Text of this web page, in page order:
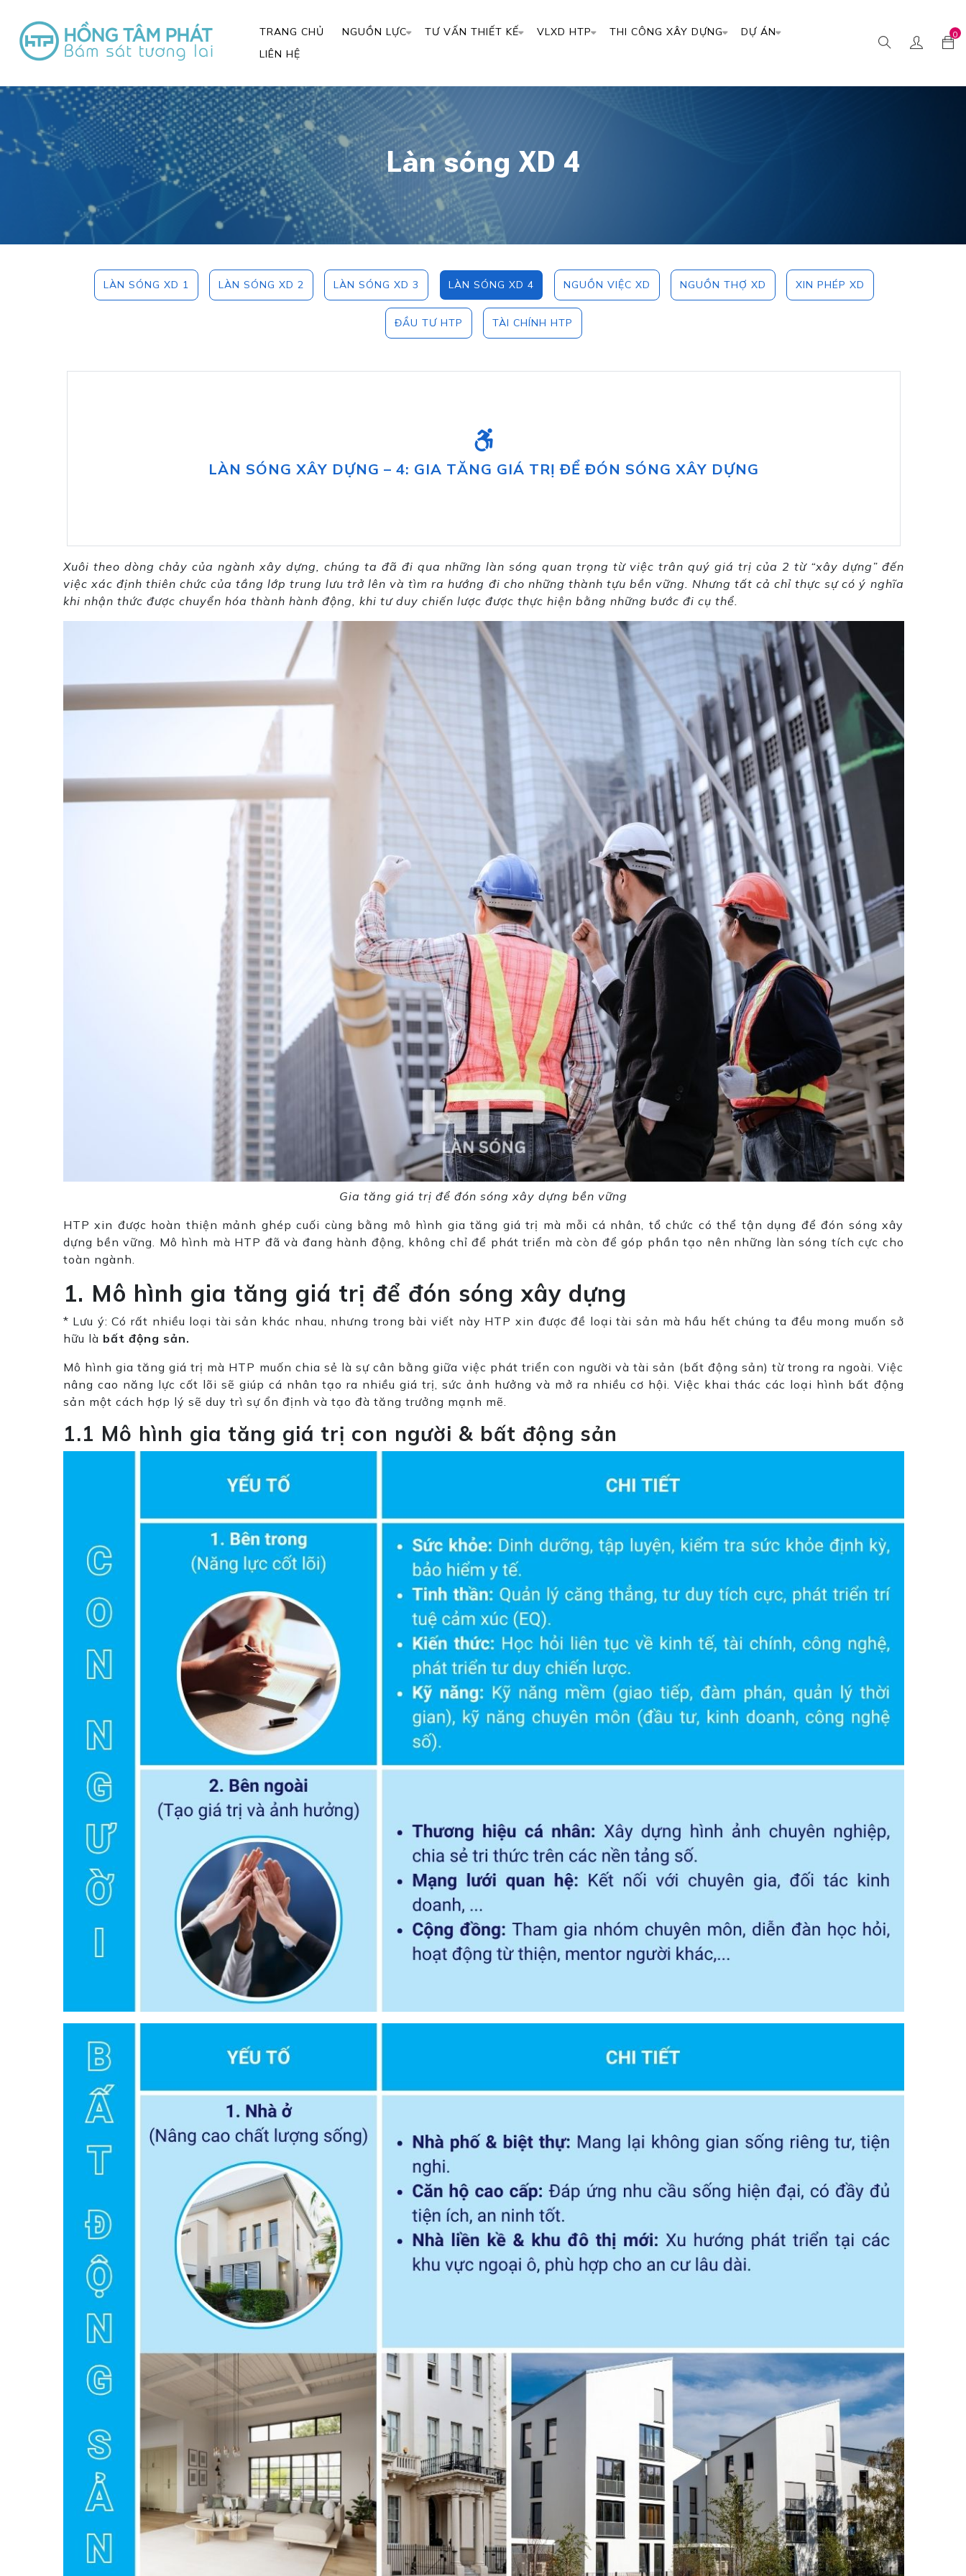
TRANG CHỦ NGUỒN LỰC TƯ VẤN THIẾT KẾ VLXD HTP THI CÔNG XÂY DỰNG
DỰ ÁN
LIÊN HỆ
0
Làn sóng XD 4
LÀN SÓNG XD 1 LÀN SÓNG XD 2 LÀN SÓNG XD 3 LÀN SÓNG XD 4 NGUỒN VIỆC XD NGUỒN THỢ XD XIN PHÉP XD
ĐẦU TƯ HTP TÀI CHÍNH HTP
LÀN SÓNG XÂY DỰNG – 4: GIA TĂNG GIÁ TRỊ ĐỂ ĐÓN SÓNG XÂY DỰNG
Xuôi theo dòng chảy của ngành xây dựng, chúng ta đã đi qua những làn sóng quan trọng từ việc trân quý giá trị của 2 từ “xây dựng” đến
việc xác định thiên chức của tầng lớp trung lưu trở lên và tìm ra hướng đi cho những thành tựu bền vững. Nhưng tất cả chỉ thực sự có ý nghĩa
khi nhận thức được chuyển hóa thành hành động, khi tư duy chiến lược được thực hiện bằng những bước đi cụ thể.
Gia tăng giá trị để đón sóng xây dựng bền vững
HTP xin được hoàn thiện mảnh ghép cuối cùng bằng mô hình gia tăng giá trị mà mỗi cá nhân, tổ chức có thể tận dụng để đón sóng xây
dựng bền vững. Mô hình mà HTP đã và đang hành động, không chỉ để phát triển mà còn để góp phần tạo nên những làn sóng tích cực cho
toàn ngành.
1. Mô hình gia tăng giá trị để đón sóng xây dựng
* Lưu ý: Có rất nhiều loại tài sản khác nhau, nhưng trong bài viết này HTP xin được đề loại tài sản mà hầu hết chúng ta đều mong muốn sở
hữu là bất động sản.
Mô hình gia tăng giá trị mà HTP muốn chia sẻ là sự cân bằng giữa việc phát triển con người và tài sản (bất động sản) từ trong ra ngoài. Việc
nâng cao năng lực cốt lõi sẽ giúp cá nhân tạo ra nhiều giá trị, sức ảnh hưởng và mở ra nhiều cơ hội. Việc khai thác các loại hình bất động
sản một cách hợp lý sẽ duy trì sự ổn định và tạo đà tăng trưởng mạnh mẽ.
1.1 Mô hình gia tăng giá trị con người & bất động sản